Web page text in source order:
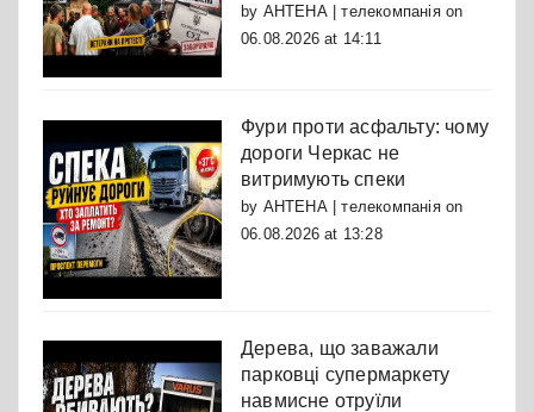
by АНТЕНА | телекомпаніяon
06.08.2026 at 14:11
Фури проти асфальту: чому
дороги Черкас не
витримують спеки
by АНТЕНА | телекомпаніяon
06.08.2026 at 13:28
Дерева, що заважали
парковці супермаркету
навмисне отруїли